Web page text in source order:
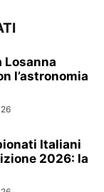
Losanna
l’astronomia
Italiani
2026: la